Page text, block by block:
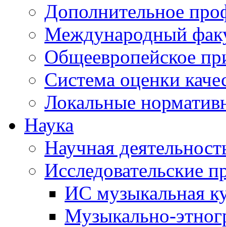
Дополнительное
Международный
Общеевропейское
Система оценки
Локальные
Наука
Научная
Исследовательские
ИС музыкальная
Музыкально-